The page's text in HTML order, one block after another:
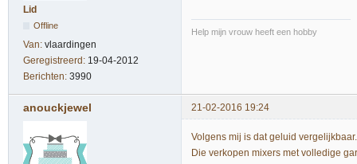
Lid
Offline
Van: vlaardingen
Geregistreerd: 19-04-2012
Berichten: 3990
Help mijn vrouw heeft een hobby
anouckjewel 21-02-2016 19:24
Volgens mij is dat geluid
Die verkopen mixers met volledige